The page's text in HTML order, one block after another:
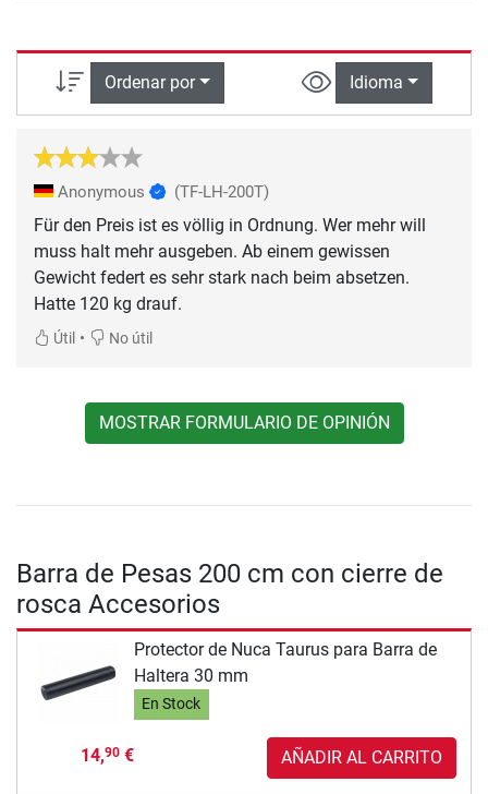
Ordenar por Idioma
Anonymous (TF-LH-200T)
Für den Preis ist es völlig in Ordnung. Wer mehr will
muss halt mehr ausgeben. Ab einem gewissen
Gewicht federt es sehr stark nach beim absetzen.
Hatte 120 kg drauf.
Útil • No útil
MOSTRAR FORMULARIO DE OPINIÓN
Barra de Pesas 200 cm con cierre de
rosca Accesorios
Protector de Nuca Taurus para Barra de
Haltera 30 mm
En Stock
14,90€ AÑADIR AL CARRITO